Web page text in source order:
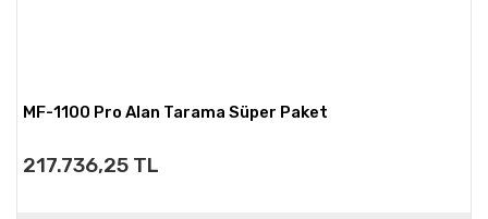
MF-1100 Pro Alan Tarama Süper Paket
217.736,25 TL